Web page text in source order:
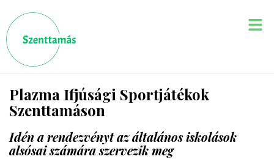
Plazma Ifjúsági Sportjátékok
Szenttamáson
Idén a rendezvényt az általános iskolások
alsósai számára szervezik meg